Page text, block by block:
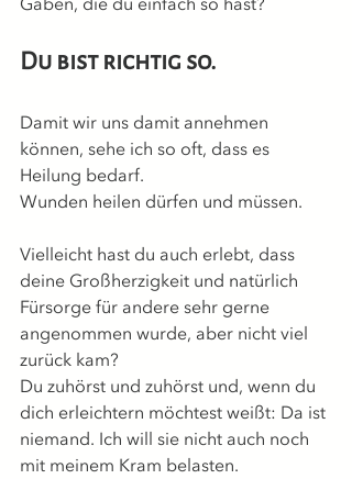
Du bist richtig so.
Damit wir uns damit annehmen
können, sehe ich so oft, dass es
Heilung bedarf.
Wunden heilen dürfen und müssen.
Vielleicht hast du auch erlebt, dass
deine Großherzigkeit und natürlich
Fürsorge für andere sehr gerne
angenommen wurde, aber nicht viel
zurück kam?
Du zuhörst und zuhörst und, wenn du
dich erleichtern möchtest weißt: Da ist
niemand. Ich will sie nicht auch noch
mit meinem Kram belasten.